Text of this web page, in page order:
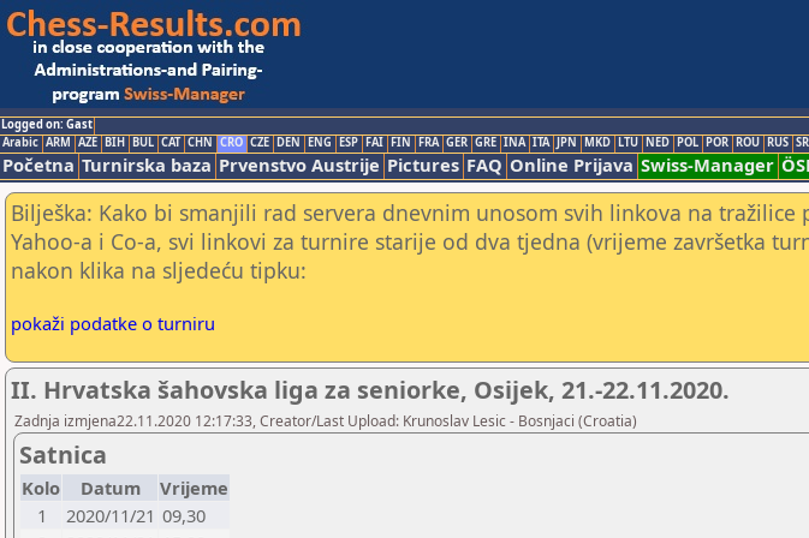
Logged on: Gast
Arabic ARM AZE BIH BUL CAT CHN CRO CZE DEN ENG ESP FAI FIN FRA GER GRE INA ITA JPN MKD LTU NED POL POR ROU RUS
Početna Turnirska baza Prvenstvo Austrije Pictures FAQ Online Prijava Swiss-Manager
Bilješka: Kako bi smanjili rad servera dnevnim unosom svih linkova na tražilice
Yahoo-a i Co-a, svi linkovi za turnire starije od dva tjedna (vrijeme završetka
nakon klika na sljedeću tipku:
pokaži podatke o turniru
II. Hrvatska šahovska liga za seniorke, Osijek, 21.-22.11.2020.
Zadnja izmjena22.11.2020 12:17:33, Creator/Last Upload: Krunoslav Lesic - Bosnjaci (Croatia)
Satnica
Kolo Datum
Vrijeme
1
2020/11/21 09,30